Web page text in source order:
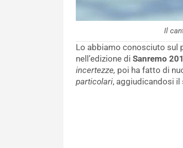
Il
Lo abbiamo conosciuto sul
nell’edizione di Sanremo
incertezze, poi ha fatto di
particolari, aggiudicandosi